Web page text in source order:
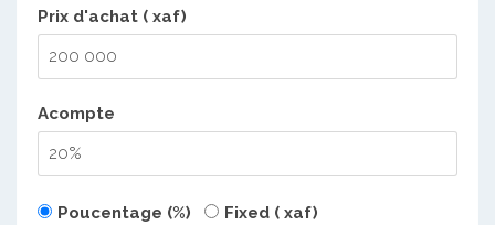
Prix d'achat ( xaf)
Acompte
Poucentage (%) Fixed ( xaf)